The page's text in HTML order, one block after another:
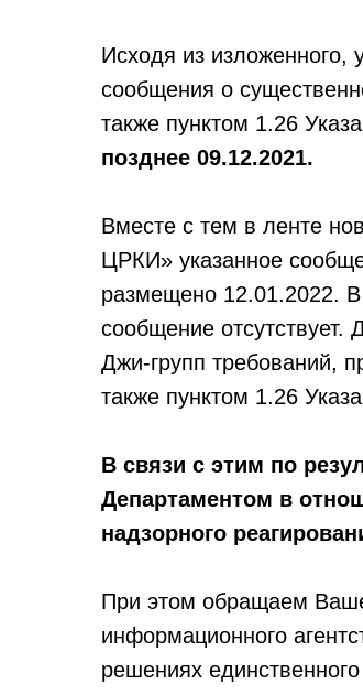
Исходя из изложенного,
сообщения о
также пунктом 1.26
позднее 09.12.2021.
Вместе с тем в ленте
ЦРКИ» указанное
размещено 12.01.2022.
сообщение
Джи-групп требований,
также пунктом 1.26
В связи с этим по
Департаментом в
надзорного
При этом обращаем
информационного
решениях